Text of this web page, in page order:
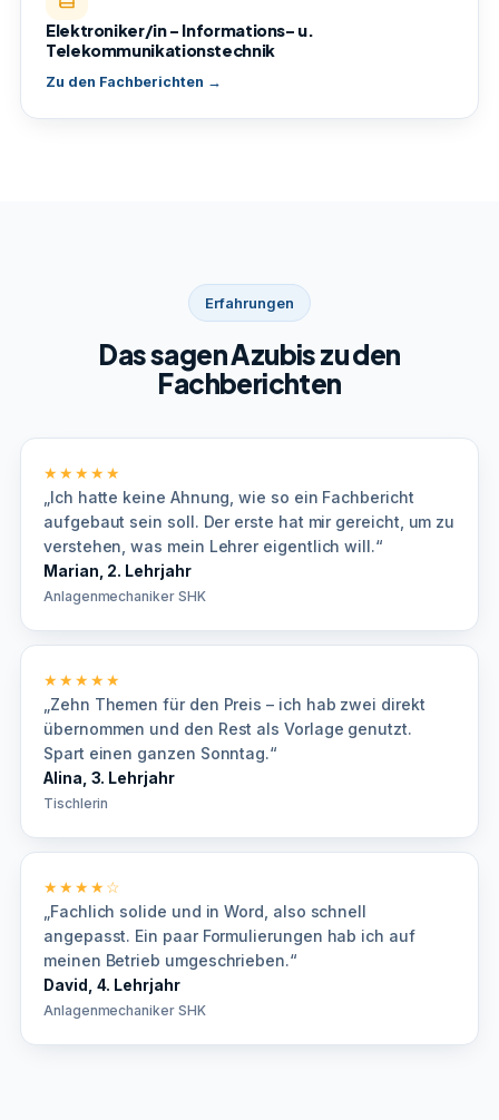
Elektroniker/in – Informations- u.
Telekommunikationstechnik
Zu den Fachberichten →
Erfahrungen
Das sagen Azubis zu den
Fachberichten
★★★★★
„Ich hatte keine Ahnung, wie so ein Fachbericht
aufgebaut sein soll. Der erste hat mir gereicht, um zu
verstehen, was mein Lehrer eigentlich will.“
Marian, 2. Lehrjahr
Anlagenmechaniker SHK
★★★★★
„Zehn Themen für den Preis – ich hab zwei direkt
übernommen und den Rest als Vorlage genutzt.
Spart einen ganzen Sonntag.“
Alina, 3. Lehrjahr
Tischlerin
★★★★☆
„Fachlich solide und in Word, also schnell
angepasst. Ein paar Formulierungen hab ich auf
meinen Betrieb umgeschrieben.“
David, 4. Lehrjahr
Anlagenmechaniker SHK